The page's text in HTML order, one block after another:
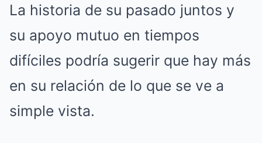
La historia de su pasado juntos y
su apoyo mutuo en tiempos
difíciles podría sugerir que hay más
en su relación de lo que se ve a
simple vista.